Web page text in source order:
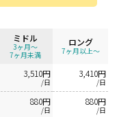
ミドル
3ヶ月〜
7ヶ月未満
ロング
7ヶ月以上〜
3,510円
/日
3,410円
/日
880円
/日
880円
/日